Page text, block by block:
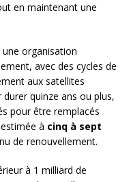
en maintenant une
organisation
avec des cycles de
aux satellites
quinze ans ou plus,
pour être remplacés
à cinq à sept
de renouvellement.
à 1 milliard de